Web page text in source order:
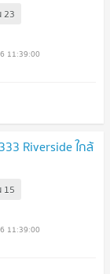
23
11:39:00
Riverside ใกล้
15
11:39:00